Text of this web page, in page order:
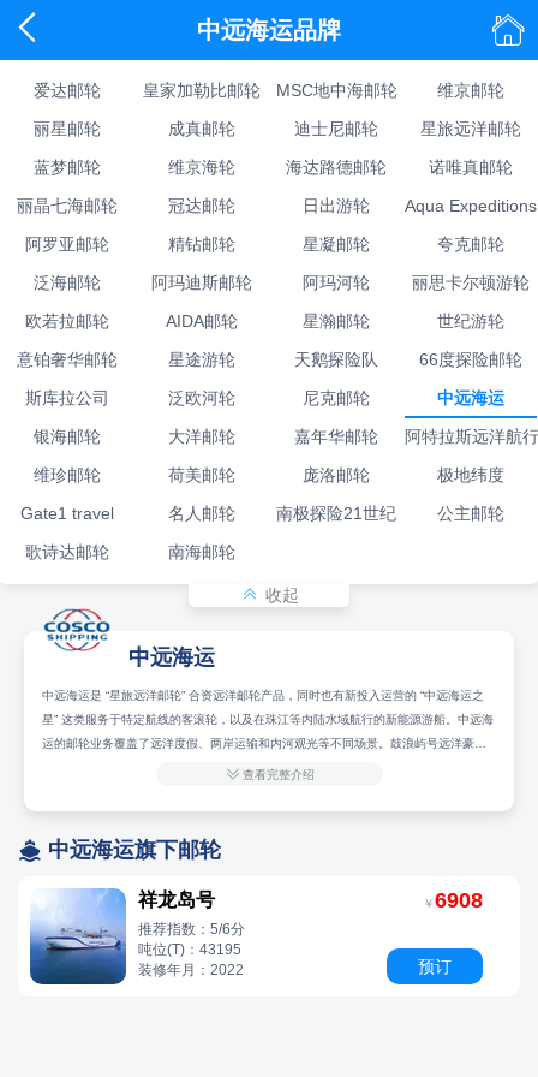
 中远海运品牌 
爱达邮轮 皇家加勒比邮轮 MSC地中海邮轮
维京邮轮
丽星邮轮
成真邮轮 迪士尼邮轮
星旅远洋邮轮
蓝梦邮轮
维京海轮 海达路德邮轮
诺唯真邮轮
丽晶七海邮轮
冠达邮轮 日出游轮
Aqua Expeditions
阿罗亚邮轮
精钻邮轮 星凝邮轮
夸克邮轮
泛海邮轮
阿玛迪斯邮轮 阿玛河轮
丽思卡尔顿游轮
欧若拉邮轮
AIDA邮轮 星瀚邮轮
世纪游轮
意铂奢华邮轮
星途游轮 天鹅探险队
66度探险邮轮
斯库拉公司
泛欧河轮 尼克邮轮
中远海运
银海邮轮
大洋邮轮 嘉年华邮轮
阿特拉斯远洋航
维珍邮轮
荷美邮轮 庞洛邮轮
极地纬度
Gate1 travel
名人邮轮 南极探险21世纪
公主邮轮
歌诗达邮轮
南海邮轮
 收起
中远海运
中远海运是 “星旅远洋邮轮” 合资远洋邮轮产品，同时也有新投入运营的 “中远海运之
星” 这类服务于特定航线的客滚轮，以及在珠江等内陆水域航行的新能源游船。中远海
运的邮轮业务覆盖了远洋度假、两岸运输和内河观光等不同场景。鼓浪屿号远洋豪华
邮轮 约7万吨 以厦门为中国母港，运营前往日本、东南亚等地的航线 中远海运与中国
客滚轮（兼顾客运与货运） 载客300名，载箱426标箱 大陆对台直航航线（如厦门-基
隆、厦门-台中） 2025年新船，设计兼顾休闲与商务，具备“五星级酒店”级舒适体验，
采用节能环保技术远海启航号 内河新能源游船 最大客容量350客位 广州珠江水域 纯
锂电池动力，实现“零排放、低噪音、无污染”，具备智能船岸一体化系统。
 查看完整介绍
 中远海运旗下邮轮
祥龙岛号
推荐指数：5/6分
吨位(T)：43195
装修年月：2022
￥6908
预订